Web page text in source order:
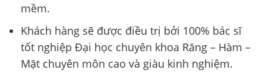
mềm.
Khách hàng sẽ được điều trị bởi 100% bác sĩ
tốt nghiệp Đại học chuyên khoa Răng – Hàm –
Mặt chuyên môn cao và giàu kinh nghiệm.